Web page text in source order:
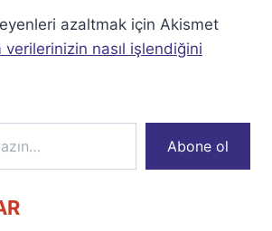
azaltmak için Akismet
verilerinizin nasıl işlendiğini
Abone ol